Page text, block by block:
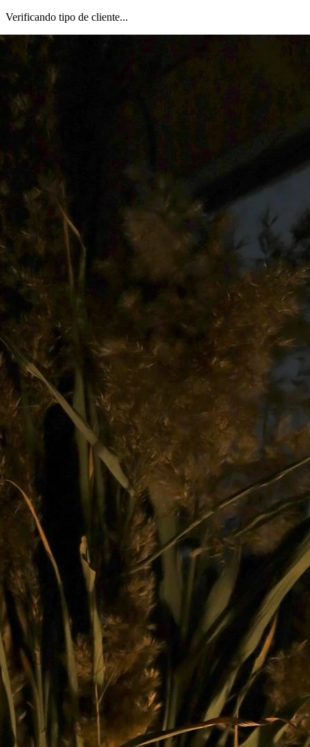
Verificando tipo de cliente...